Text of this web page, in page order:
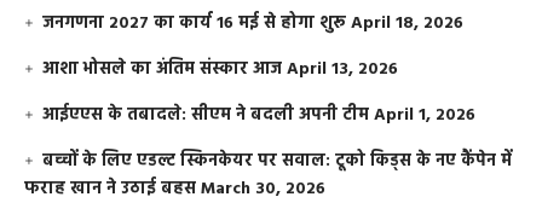
जनगणना 2027 का कार्य 16 मई से होगा शुरूApril 18, 2026
आशा भोसले का अंतिम संस्कार आजApril 13, 2026
आईएएस के तबादले: सीएम ने बदली अपनी टीमApril 1, 2026
बच्चों के लिए एडल्ट स्किनकेयर पर सवाल: टूको किड्स के नए कैंपेन में
फराह खान ने उठाई बहसMarch 30, 2026